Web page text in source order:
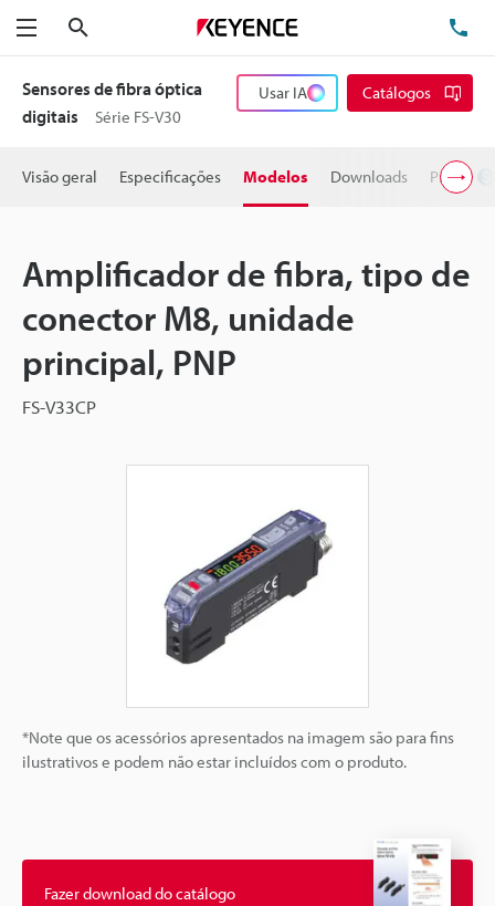
Menu
Sensores de fibra óptica
digitais
Série FS-V30
Usar IA Catálogos
Visão geral Especificações Modelos Downloads Preço
Amplificador de fibra, tipo de
conector M8, unidade
principal, PNP
FS-V33CP
*Note que os acessórios apresentados na imagem são para fins
ilustrativos e podem não estar incluídos com o produto.
Fazer download do catálogo